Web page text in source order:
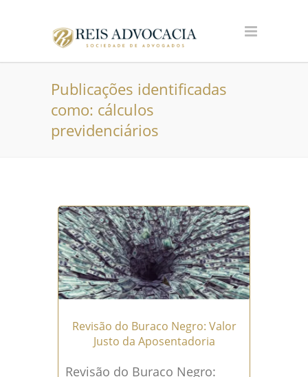
Publicações identificadas
como: cálculos
previdenciários
Revisão do Buraco Negro: Valor
Justo da Aposentadoria
Revisão do Buraco Negro: